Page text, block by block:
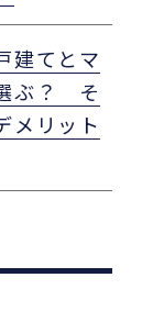
建てとマ
ぶ？ そ
メリット